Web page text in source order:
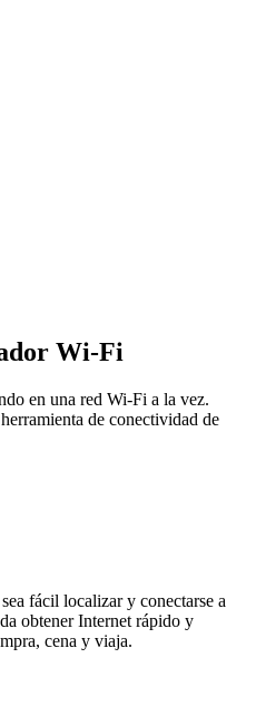
Wi-Fi
en una red Wi-Fi a la vez.
de conectividad de
fácil localizar y conectarse a
obtener Internet rápido y
cena y viaja.